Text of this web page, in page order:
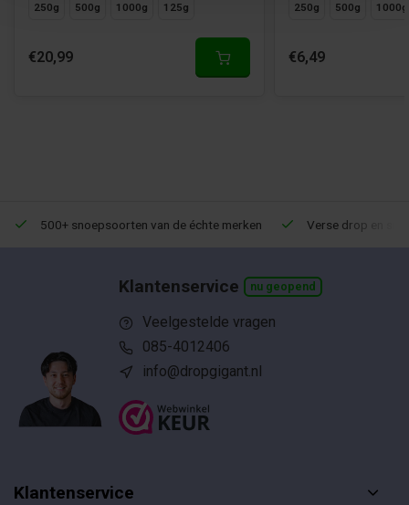
250g
500g 1000g 125g
€20,99
250g
500g 1000g
€6,49
500+ snoepsoorten van de échte merken Verse drop en
Klantenservice nu geopend
Veelgestelde vragen
085-4012406
info@dropgigant.nl
Klantenservice